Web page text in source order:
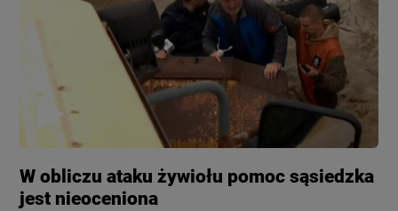
W obliczu ataku żywiołu pomoc sąsiedzka
jest nieoceniona